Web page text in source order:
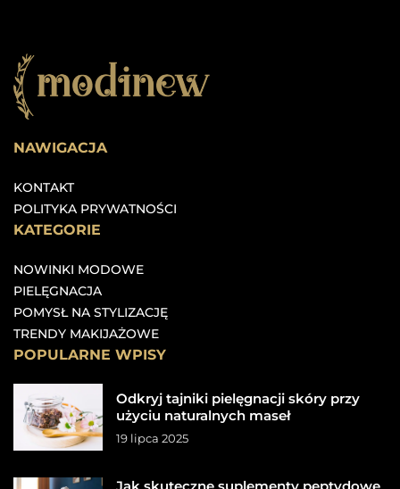
NAWIGACJA
KONTAKT
POLITYKA PRYWATNOŚCI
KATEGORIE
NOWINKI MODOWE
PIELĘGNACJA
POMYSŁ NA STYLIZACJĘ
TRENDY MAKIJAŻOWE
POPULARNE WPISY
Odkryj tajniki pielęgnacji skóry przy
użyciu naturalnych maseł
19 lipca 2025
Jak skuteczne suplementy peptydowe